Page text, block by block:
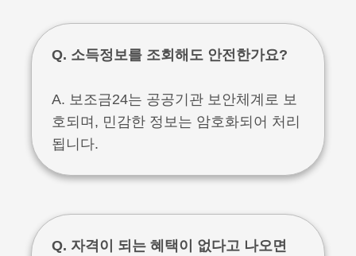
Q. 소득정보를 조회해도 안전한가요?
A. 보조금24는 공공기관 보안체계로 보
호되며, 민감한 정보는 암호화되어 처리
됩니다.
Q. 자격이 되는 혜택이 없다고 나오면